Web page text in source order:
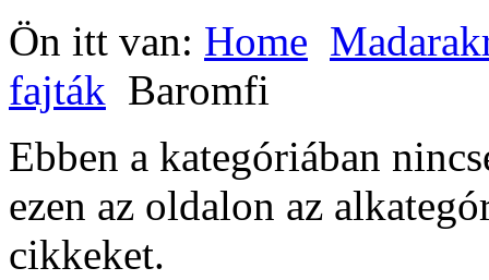
Ön itt van: Home
fajták Baromfi
Ebben a kategóriában
ezen az oldalon az
cikkeket.